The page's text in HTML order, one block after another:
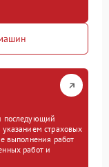
последующий
указанием страховых
выполнения работ
работ и